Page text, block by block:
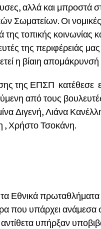
αλλά και μπροστά
Σωματείων. Οι
τοπικής κοινωνίας
της περιφέρειάς
η βίαιη
της ΕΠΣΠ
από τους
Διγενή, Λιάνα
Χρήστο Τσοκάνη.
Εθνικά
που υπάρχει
υπήρξαν